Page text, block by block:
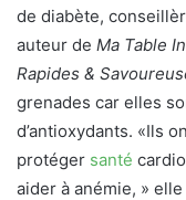
de diabète,
auteur de Ma Table
Rapides &
grenades car elles
d’antioxydants. «Ils
protéger santé
aider à anémie, »